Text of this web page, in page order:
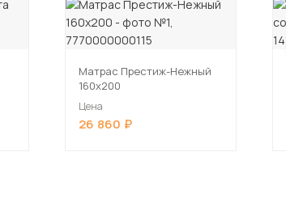
Матрас Престиж-Нежный
160х200
Цена
26 860